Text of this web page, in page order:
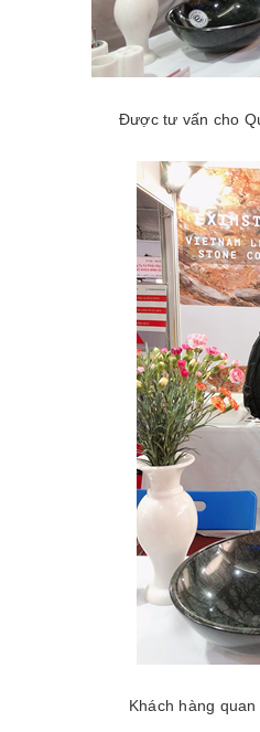
Được tư vấn cho
Khách hàng